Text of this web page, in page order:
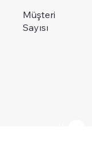
Müşteri
Sayısı